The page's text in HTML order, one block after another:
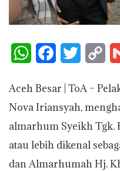
W
a
t
s
c
e
b
i
t
t
p
y
L
Aceh Besar | ToA –
Nova Iriansyah,
almarhum Syeikh Tgk.
atau lebih dikenal
dan Almarhumah Hj.